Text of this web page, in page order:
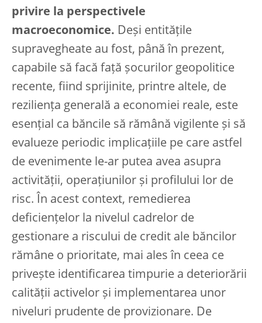
privire la perspectivele
macroeconomice. Deși entitățile
supravegheate au fost, până în prezent,
capabile să facă față șocurilor geopolitice
recente, fiind sprijinite, printre altele, de
reziliența generală a economiei reale, este
esențial ca băncile să rămână vigilente și să
evalueze periodic implicațiile pe care astfel
de evenimente le-ar putea avea asupra
activității, operațiunilor și profilului lor de
risc. În acest context, remedierea
deficiențelor la nivelul cadrelor de
gestionare a riscului de credit ale băncilor
rămâne o prioritate, mai ales în ceea ce
privește identificarea timpurie a deteriorării
calității activelor și implementarea unor
niveluri prudente de provizionare. De